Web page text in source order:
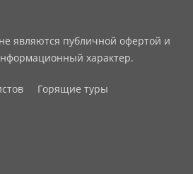
являются публичной офертой и
характер.
Горящие туры